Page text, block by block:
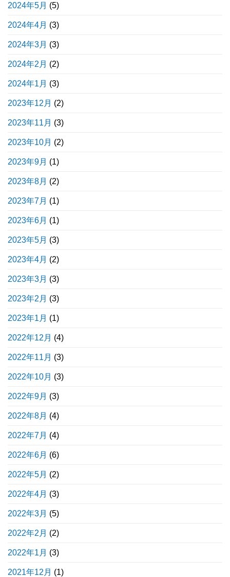
2024年5月 (5)
2024年4月 (3)
2024年3月 (3)
2024年2月 (2)
2024年1月 (3)
2023年12月 (2)
2023年11月 (3)
2023年10月 (2)
2023年9月 (1)
2023年8月 (2)
2023年7月 (1)
2023年6月 (1)
2023年5月 (3)
2023年4月 (2)
2023年3月 (3)
2023年2月 (3)
2023年1月 (1)
2022年12月 (4)
2022年11月 (3)
2022年10月 (3)
2022年9月 (3)
2022年8月 (4)
2022年7月 (4)
2022年6月 (6)
2022年5月 (2)
2022年4月 (3)
2022年3月 (5)
2022年2月 (2)
2022年1月 (3)
2021年12月 (1)